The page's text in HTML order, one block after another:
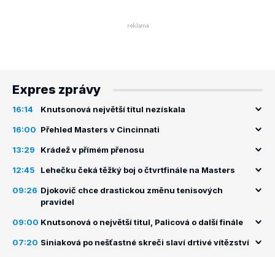
Expres zprávy
16:14 Knutsonová největší titul nezískala
16:00 Přehled Masters v Cincinnati
13:29 Krádež v přímém přenosu
12:45 Lehečku čeká těžký boj o čtvrtfinále na Masters
09:26 Djokovič chce drastickou změnu tenisových
pravidel
09:00 Knutsonová o největší titul, Palicová o další finále
07:20 Siniaková po nešťastné skreči slaví drtivé vítězství